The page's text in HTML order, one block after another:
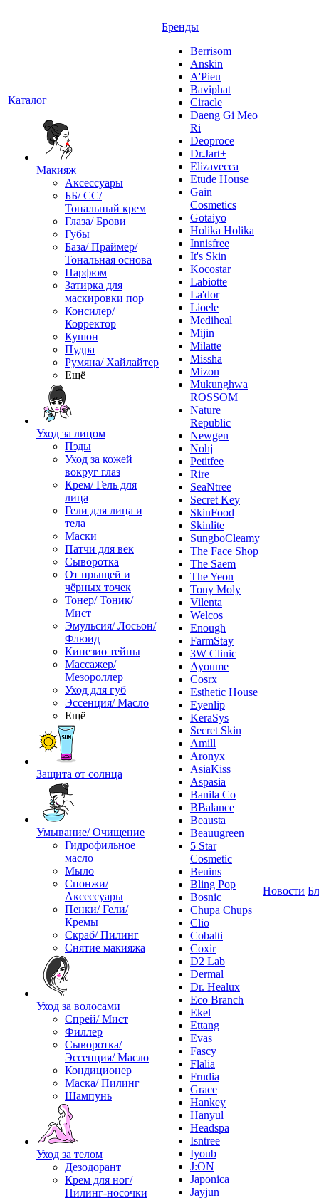
Каталог
Макияж
Аксессуары
ББ/ СС/
Тональный крем
Глаза/ Брови
Губы
База/ Праймер/
Тональная основа
Парфюм
Затирка для
маскировки пор
Консилер/
Корректор
Кушон
Пудра
Румяна/ Хайлайтер
Ещё
Уход за лицом
Пэды
Уход за кожей
вокруг глаз
Крем/ Гель для
лица
Гели для лица и
тела
Маски
Патчи для век
Сыворотка
От прыщей и
чёрных точек
Тонер/ Тоник/
Мист
Эмульсия/ Лосьон/
Флюид
Кинезио тейпы
Массажер/
Мезороллер
Уход для губ
Эссенция/ Масло
Ещё
Защита от солнца
Умывание/ Очищение
Гидрофильное
масло
Мыло
Спонжи/
Аксессуары
Пенки/ Гели/
Кремы
Скраб/ Пилинг
Снятие макияжа
Уход за волосами
Спрей/ Мист
Филлер
Сыворотка/
Эссенция/ Масло
Кондиционер
Маска/ Пилинг
Шампунь
Уход за телом
Дезодорант
Крем для ног/
Пилинг-носочки
Бренды
Berrisom
Anskin
A'Pieu
Baviphat
Ciracle
Daeng Gi Meo
Ri
Deoproce
Dr.Jart+
Elizavecca
Etude House
Gain
Cosmetics
Gotaiyo
Holika Holika
Innisfree
It's Skin
Kocostar
Labiotte
La'dor
Lioele
Mediheal
Mijin
Milatte
Missha
Mizon
Mukunghwa
ROSSOM
Nature
Republic
Newgen
Nohj
Petitfee
Rire
SeaNtree
Secret Key
SkinFood
Skinlite
SungboCleamy
The Face Shop
The Saem
The Yeon
Tony Moly
Vilenta
Welcos
Enough
FarmStay
3W Clinic
Ayoume
Cosrx
Esthetic House
Eyenlip
KeraSys
Secret Skin
Amill
Aronyx
AsiaKiss
Aspasia
Banila Co
BBalance
Beausta
Beauugreen
5 Star
Cosmetic
Beuins
Bling Pop
Bosnic
Chupa Chups
Clio
Cobalti
Coxir
D2 Lab
Dermal
Dr. Healux
Eco Branch
Ekel
Ettang
Evas
Fascy
Flalia
Frudia
Grace
Hankey
Hanyul
Headspa
Isntree
Iyoub
J:ON
Japonica
Jayjun
Новости